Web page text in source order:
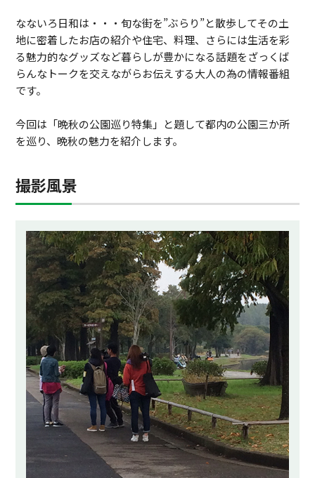
なないろ日和は・・・旬な街を”ぶらり”と散歩してその土
地に密着したお店の紹介や住宅、料理、さらには生活を彩
る魅力的なグッズなど暮らしが豊かになる話題をざっくば
らんなトークを交えながらお伝えする大人の為の情報番組
です。
今回は「晩秋の公園巡り特集」と題して都内の公園三か所
を巡り、晩秋の魅力を紹介します。
撮影風景